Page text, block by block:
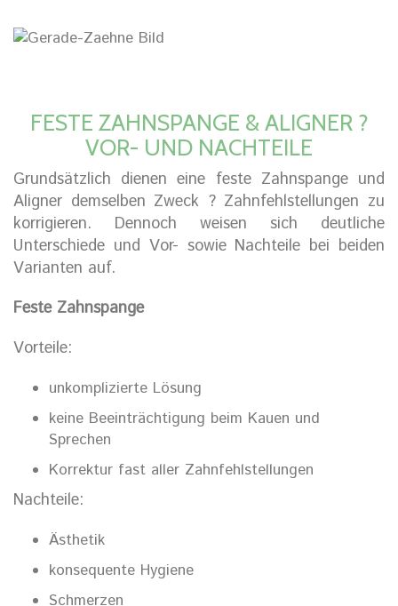
FESTE ZAHNSPANGE & ALIGNER ?
VOR- UND NACHTEILE
Grundsätzlich dienen eine feste Zahnspange und
Aligner demselben Zweck ? Zahnfehlstellungen zu
korrigieren. Dennoch weisen sich deutliche
Unterschiede und Vor- sowie Nachteile bei beiden
Varianten auf.
Feste Zahnspange
Vorteile:
unkomplizierte Lösung
keine Beeinträchtigung beim Kauen und
Sprechen
Korrektur fast aller Zahnfehlstellungen
Nachteile:
Ästhetik
konsequente Hygiene
Schmerzen